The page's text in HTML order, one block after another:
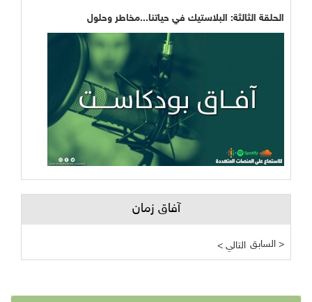
الحلقة الثالثة: البلاستيك في حياتنا...مخاطر وحلول
آفاق زمان
< التالي السابق >